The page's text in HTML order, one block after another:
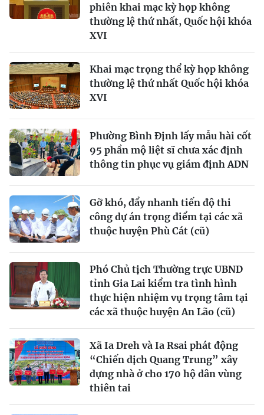
phiên khai mạc kỳ họp không
thường lệ thứ nhất, Quốc hội khóa
XVI
Khai mạc trọng thể kỳ họp không
thường lệ thứ nhất Quốc hội khóa
XVI
Phường Bình Định lấy mẫu hài cốt
95 phần mộ liệt sĩ chưa xác định
thông tin phục vụ giám định ADN
Gỡ khó, đẩy nhanh tiến độ thi
công dự án trọng điểm tại các xã
thuộc huyện Phù Cát (cũ)
Phó Chủ tịch Thường trực UBND
tỉnh Gia Lai kiểm tra tình hình
thực hiện nhiệm vụ trọng tâm tại
các xã thuộc huyện An Lão (cũ)
Xã Ia Dreh và Ia Rsai phát động
“Chiến dịch Quang Trung” xây
dựng nhà ở cho 170 hộ dân vùng
thiên tai